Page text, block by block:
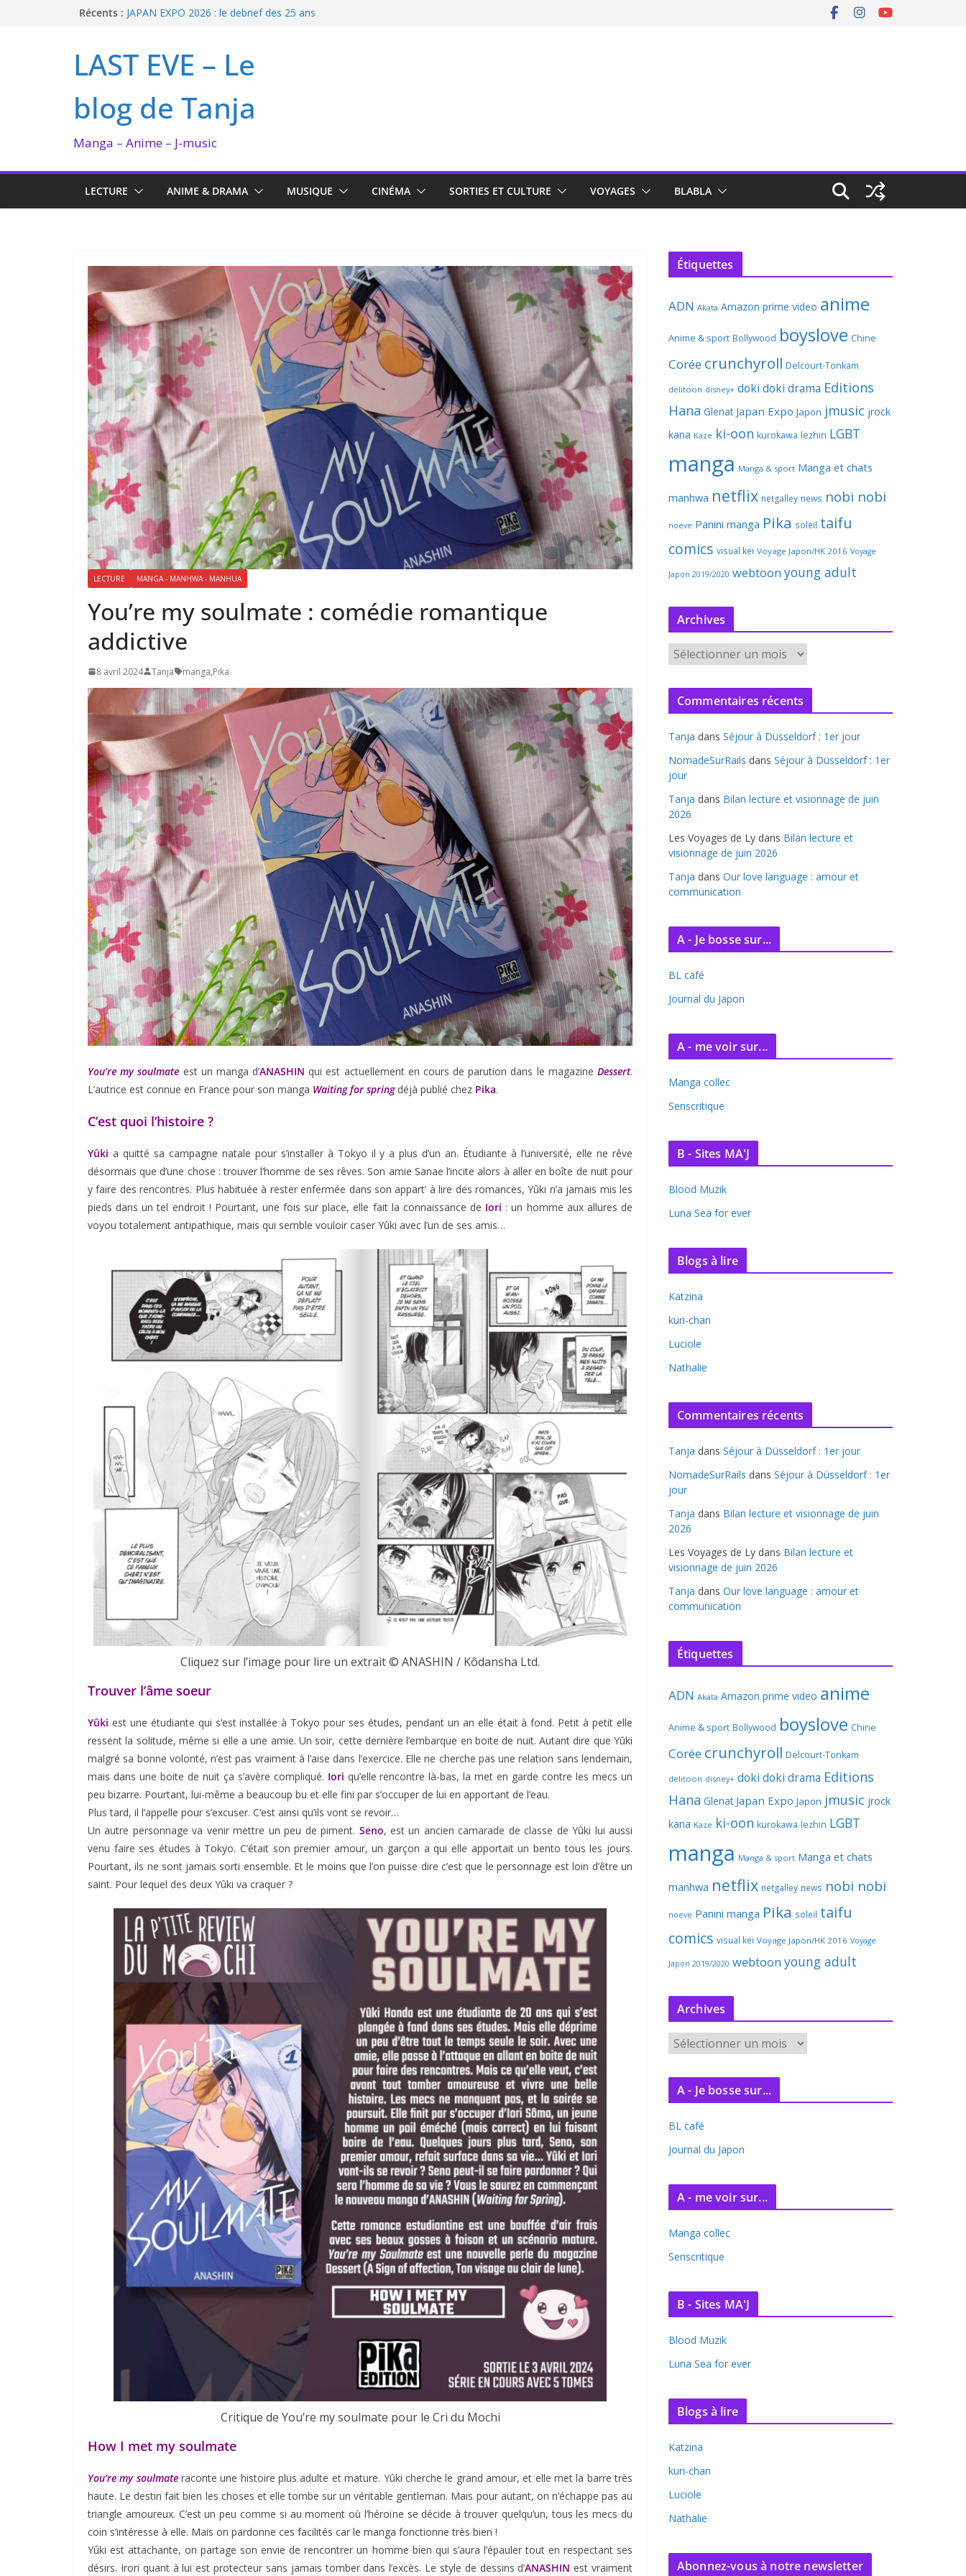
Récents : JAPAN EXPO 2026 : le debrief des 25 ans
I’m not in love de Zeniko Sumiya
Enomoto n’est pas un ange
LAST EVE – Le
blog de Tanja
Manga – Anime – J-music
LECTURE ANIME & DRAMA MUSIQUE CINÉMA SORTIES ET CULTURE VOYAGES BLABLA
LECTURE MANGA - MANHWA - MANHUA
You’re my soulmate : comédie romantique
addictive
8 avril 2024 Tanja manga,Pika
You’re my soulmate est un manga d’ANASHIN qui est actuellement en cours de parution dans le magazineDessert.
L’autrice est connue en France pour son manga Waiting for springdéjà publié chez Pika.
C’est quoi l’histoire ?
Yûki a quitté sa campagne natale pour s’installer à Tokyo il y a plus d’un an. Étudiante à l’université, elle ne rêve
désormais que d’une chose : trouver l’homme de ses rêves. Son amie Sanae l’incite alors à aller en boîte de nuit pour
y faire des rencontres. Plus habituée à rester enfermée dans son appart’ à lire des romances, Yûki n’a jamais mis les
pieds dans un tel endroit ! Pourtant, une fois sur place, elle fait la connaissance de Iori : un homme aux allures de
voyou totalement antipathique, mais qui semble vouloir caser Yûki avec l’un de ses amis…
Cliquez sur l’image pour lire un extrait © ANASHIN / Kôdansha Ltd.
Trouver l’âme soeur
Yûki est une étudiante qui s’est installée à Tokyo pour ses études, pendant un an elle était à fond. Petit à petit elle
ressent la solitude, même si elle a une amie. Un soir, cette dernière l’embarque en boite de nuit. Autant dire que Yûki
malgré sa bonne volonté, n’est pas vraiment à l’aise dans l’exercice. Elle ne cherche pas une relation sans lendemain,
mais dans une boite de nuit ça s’avère compliqué. Iori qu’elle rencontre là-bas, la met en garde contre les mecs un
peu bizarre. Pourtant, lui-même a beaucoup bu et elle fini par s’occuper de lui en apportant de l’eau.
Plus tard, il l’appelle pour s’excuser. C’est ainsi qu’ils vont se revoir…
Un autre personnage va venir mettre un peu de piment. Seno, est un ancien camarade de classe de Yûki lui aussi
venu faire ses études à Tokyo. C’était son premier amour, un garçon a qui elle apportait un bento tous les jours.
Pourtant, ils ne sont jamais sorti ensemble. Et le moins que l’on puisse dire c’est que le personnage est loin d’être un
saint. Pour lequel des deux Yûki va craquer ?
Critique de You’re my soulmate pour le Cri du Mochi
How I met my soulmate
You’re my soulmateraconte une histoire plus adulte et mature. Yûki cherche le grand amour, et elle met la barre très
haute. Le destin fait bien les choses et elle tombe sur un véritable gentleman. Mais pour autant, on n’échappe pas au
triangle amoureux. C’est un peu comme si au moment où l’héroïne se décide à trouver quelqu’un, tous les mecs du
coin s’intéresse à elle. Mais on pardonne ces facilités car le manga fonctionne très bien !
Yûki est attachante, on partage son envie de rencontrer un homme bien qui s’aura l’épauler tout en respectant ses
désirs. Irori quant à lui est protecteur sans jamais tomber dans l’excès. Le style de dessins d’ANASHIN est vraiment
Étiquettes
ADN Akata Amazon prime video anime
Anime & sport Bollywood boyslove Chine
Corée crunchyroll Delcourt-Tonkam
delitoon disney+ doki doki drama Editions
Hana Glenat Japan Expo Japon jmusic jrock
kana Kaze ki-oon kurokawa lezhin LGBT
manga Manga & sport Manga et chats
manhwa netflix netgalley news nobi nobi
noeve Panini manga Pika soleil taifu
comics visual kei Voyage Japon/HK 2016 Voyage
Japon 2019/2020 webtoon young adult
Archives
r
c
v
e
s
Commentaires récents
Tanja dans Séjour à Düsseldorf : 1er jour
NomadeSurRails dans Séjour à Düsseldorf : 1er
jour
Tanja dans Bilan lecture et visionnage de juin
2026
Les Voyages de Ly dans Bilan lecture et
visionnage de juin 2026
Tanja dans Our love language : amour et
communication
A - Je bosse sur...
BL café
Journal du Japon
A - me voir sur...
Manga collec
Senscritique
B - Sites MA'J
Blood Muzik
Luna Sea for ever
Blogs à lire
Katzina
kuri-chan
Luciole
Nathalie
Commentaires récents
Tanja dans Séjour à Düsseldorf : 1er jour
NomadeSurRails dans Séjour à Düsseldorf : 1er
jour
Tanja dans Bilan lecture et visionnage de juin
2026
Les Voyages de Ly dans Bilan lecture et
visionnage de juin 2026
Tanja dans Our love language : amour et
communication
Étiquettes
ADN Akata Amazon prime video anime
Anime & sport Bollywood boyslove Chine
Corée crunchyroll Delcourt-Tonkam
delitoon disney+ doki doki drama Editions
Hana Glenat Japan Expo Japon jmusic jrock
kana Kaze ki-oon kurokawa lezhin LGBT
manga Manga & sport Manga et chats
manhwa netflix netgalley news nobi nobi
noeve Panini manga Pika soleil taifu
comics visual kei Voyage Japon/HK 2016 Voyage
Japon 2019/2020 webtoon young adult
Archives
r
c
v
e
A - Je bosse sur...
BL café
Journal du Japon
A - me voir sur...
Manga collec
Senscritique
B - Sites MA'J
Blood Muzik
Luna Sea for ever
Blogs à lire
Katzina
kuri-chan
Luciole
Nathalie
Abonnez-vous à notre newsletter